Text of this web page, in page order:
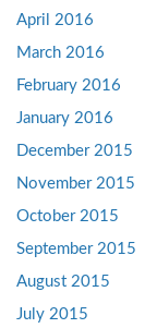
April 2016
March 2016
February 2016
January 2016
December 2015
November 2015
October 2015
September 2015
August 2015
July 2015